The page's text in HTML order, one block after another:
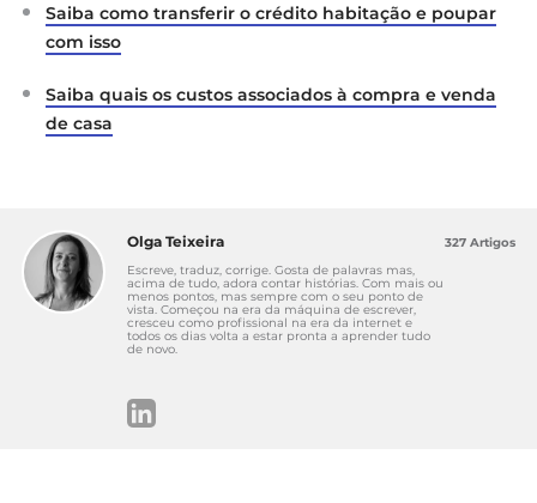
Saiba como transferir o crédito habitação e poupar
com isso
Saiba quais os custos associados à compra e venda
de casa
Olga Teixeira
Escreve, traduz, corrige. Gosta de palavras mas,
acima de tudo, adora contar histórias. Com mais ou
menos pontos, mas sempre com o seu ponto de
vista. Começou na era da máquina de escrever,
cresceu como profissional na era da internet e
todos os dias volta a estar pronta a aprender tudo
de novo.
327 Artigos